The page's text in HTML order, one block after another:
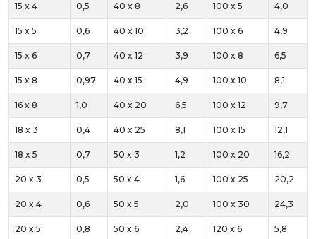
15 x 4 0,5 40 x 8 2,6 100 x 5 4,0
15 x 5 0,6 40 x 10 3,2 100 x 6 4,9
15 x 6 0,7 40 x 12 3,9 100 x 8 6,5
15 x 8 0,97 40 x 15 4,9 100 x 10 8,1
16 x 8 1,0 40 x 20 6,5 100 x 12 9,7
18 x 3 0,4 40 x 25 8,1 100 x 15 12,1
18 x 5 0,7 50 x 3 1,2 100 x 20 16,2
20 x 3 0,5 50 x 4 1,6 100 x 25 20,2
20 x 4 0,6 50 x 5 2,0 100 x 30 24,3
20 x 5 0,8 50 x 6 2,4 120 x 6 5,8